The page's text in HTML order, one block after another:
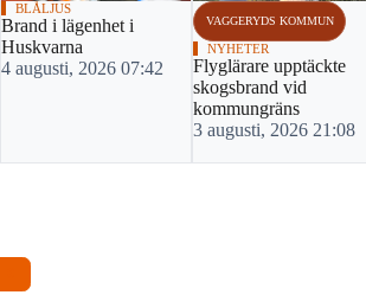
BLÅLJUS
Brand i lägenhet i
Huskvarna
4 augusti, 2026 07:42
VAGGERYDS KOMMUN
NYHETER
Flyglärare upptäckte
skogsbrand vid
kommungräns
3 augusti, 2026 21:08